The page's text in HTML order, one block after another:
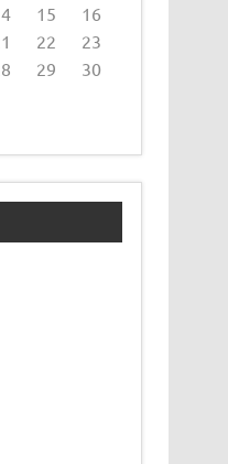
15
16
22
23
29
30